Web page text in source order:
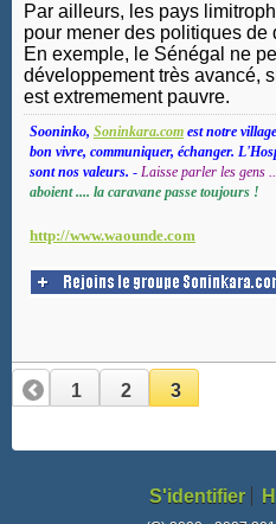
Par ailleurs, les pays
pour mener des politiques
En exemple, le Sénégal ne
développement très avancé,
est extremement pauvre.
Sooninko, Soninkara.com est notre
bon vivre, communiquer, échanger.
sont nos valeurs. - Laisse parler les gens
aboient .... la caravane passe toujours !
http://www.waounde.com
1 2 3
S'identifier